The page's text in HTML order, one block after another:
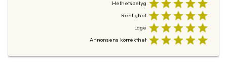
Helhetsbetyg
Renlighet
Läge
Annonsens korrekthet